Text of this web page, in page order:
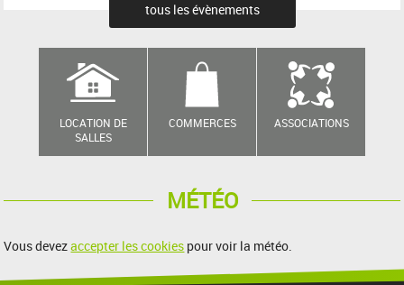
tous les évènements
LOCATION DE
SALLES
COMMERCES ASSOCIATIONS
MÉTÉO
Vous devezaccepter les cookies pour voir la météo.